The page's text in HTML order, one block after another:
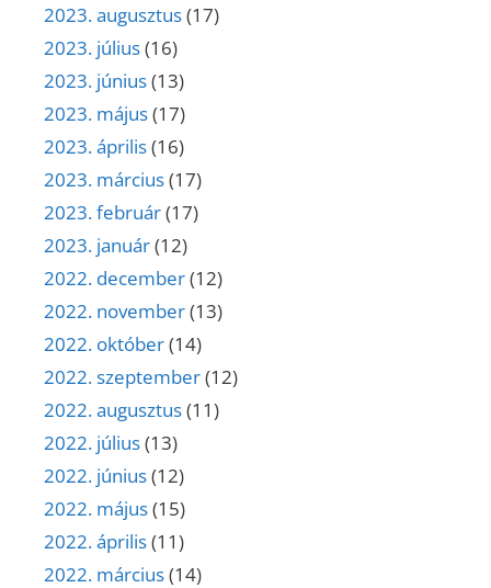
2023. augusztus(17)
2023. július(16)
2023. június(13)
2023. május(17)
2023. április(16)
2023. március(17)
2023. február(17)
2023. január(12)
2022. december(12)
2022. november(13)
2022. október(14)
2022. szeptember(12)
2022. augusztus(11)
2022. július(13)
2022. június(12)
2022. május(15)
2022. április(11)
2022. március(14)